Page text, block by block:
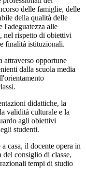
delle famiglie, delle
della qualità delle
l'adeguatezza alle
nel rispetto di obiettivi
finalità istituzionali.
attraverso opportune
dalla scuola media
didattiche, la
validità culturale e la
agli obiettivi
studenti.
casa, il docente opera in
del consiglio di classe,
tempi di studio